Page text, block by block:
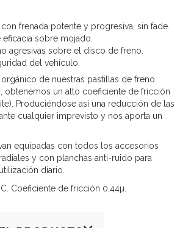
frenada potente y progresiva, sin fade.
sobre mojado.
agresivas sobre el disco de freno.
del vehículo.
de nuestras pastillas de freno
obtenemos un alto coeficiente de fricción
Produciéndose así una reducción de las
cualquier imprevisto y nos aporta un
equipadas con todos los accesorios
y con planchas anti-ruido para
diario.
Coeficiente de fricción 0,44µ.